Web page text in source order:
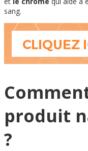
sang.
produit
?